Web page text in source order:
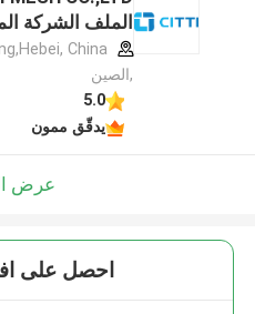
الملف الشركة
,الصين
5.0
يدقّق ممون
عرض
احصل على